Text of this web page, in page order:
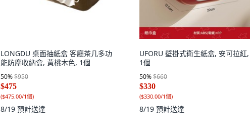
LONGDU 桌面抽紙盒 客廳茶几多功
能防塵收納盒, 黃桃木色, 1個
50%$950
$475
($475.00/1個)
8/19 預計送達
UFORU 壁掛式衛生紙盒, 安可拉紅,
1個
50%$660
$330
($330.00/1個)
8/19 預計送達